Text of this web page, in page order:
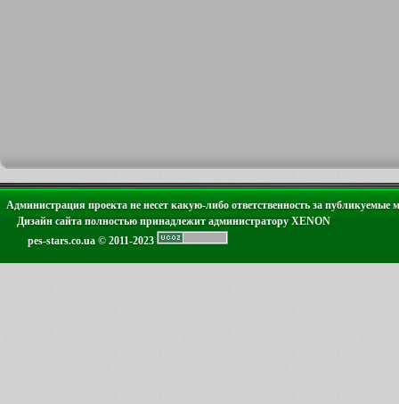
Администрация проекта не несет какую-либо ответственность за публикуемые
Дизайн сайта полностью принадлежит администратору XENON
pes-stars.co.ua © 2011-2023